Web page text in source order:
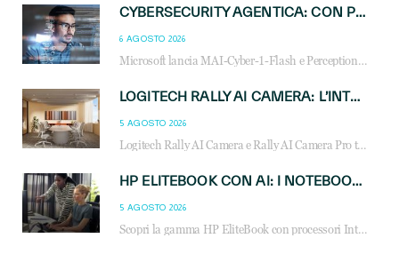
CYBERSECURITY AGENTICA: CON PERCEPTION E MAI-CYBER-1-FLASH MICROSOFT APRE NUOVI SERVIZI PER IL CANALE
6 AGOSTO 2026
Microsoft lancia MAI-Cyber-1-Flash e Perception: cybersecurity agentica in preview dal 3 novembre. Cosa cambia per MSP, system integrator e reseller.
LOGITECH RALLY AI CAMERA: L’INTELLIGENZA ARTIFICIALE ENTRA NELLE SALE RIUNIONI DI NUOVA GENERAZIONE
5 AGOSTO 2026
Logitech Rally AI Camera e Rally AI Camera Pro trasformano gli spazi di collaborazione con AI, inquadratura intelligente, multi-camera e gestione avanzata dei meeting ibridi.
HP ELITEBOOK CON AI: I NOTEBOOK BUSINESS INTELLIGENTI CHE TRASFORMANO PRODUTTIVITÀ, SICUREZZA E LAVORO IBRIDO
5 AGOSTO 2026
Scopri la gamma HP EliteBook con processori Intel® Core™ Ultra e AMD Ryzen™ AI. Notebook business progettati per aumentare la produttività, migliorare la collaborazione e garantire sicurezza avanzata in ufficio e in mobilità.